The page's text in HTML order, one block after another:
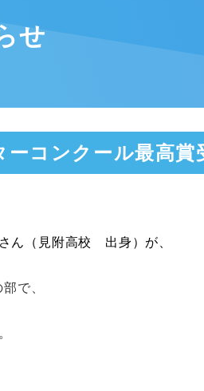
せ
コンクール最高賞
ん（見附高校 出身）が、
で、